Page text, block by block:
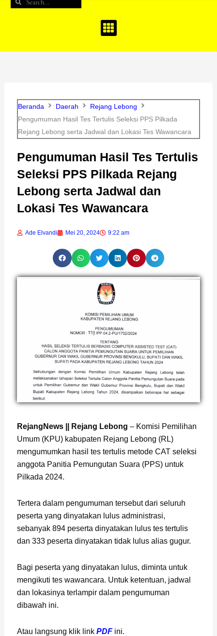
Beranda Daerah
Rejang Lebong
Pengumuman Hasil Tes Tertulis Seleksi PPS Pilkada
Rejang Lebong serta Jadwal dan Lokasi Tes Wawancara
Pengumuman Hasil Tes Tertulis
Seleksi PPS Pilkada Rejang
Lebong serta Jadwal dan
Lokasi Tes Wawancara
Ade Elvandi Mei 20, 2024 9:22 am
RejangNews || Rejang Lebong – Komisi Pemilihan
Umum (KPU) kabupaten Rejang Lebong (RL)
mengumumkan hasil tes tertulis metode CAT seleksi
anggota Panitia Pemungutan Suara (PPS) untuk
Pilkada 2024.
Tertera dalam pengumuman tersebut dari seluruh
peserta yang dinyatakan lulus administrasi,
sebanyak 894 peserta dinyatakan lulus tes tertulis
dan 333 peserta dinyatakan tidak lulus alias gugur.
Bagi peserta yang dinyatakan lulus, diminta untuk
mengikuti tes wawancara. Untuk ketentuan, jadwal
dan lokasinya terlampir dalam pengumuman
dibawah ini.
Atau langsung klik link PDFini.